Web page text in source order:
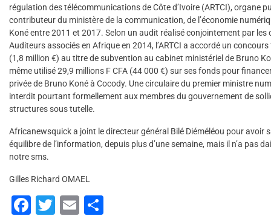
régulation des télécommunications de Côte d’Ivoire (ARTCI), organe
contributeur du ministère de la communication, de l’économie
Koné entre 2011 et 2017. Selon un audit réalisé conjointement par
Auditeurs associés en Afrique en 2014, l’ARTCI a accordé un
(1,8 million €) au titre de subvention au cabinet ministériel de Bruno
même utilisé 29,9 millions F CFA (44 000 €) sur ses fonds pour
privée de Bruno Koné à Cocody. Une circulaire du premier ministre
interdit pourtant formellement aux membres du gouvernement de
structures sous tutelle.
Africanewsquick a joint le directeur général Bilé Diéméléou pour avoir
équilibre de l’information, depuis plus d’une semaine, mais il n’a pas
notre sms.
Gilles Richard OMAEL
F
T
E